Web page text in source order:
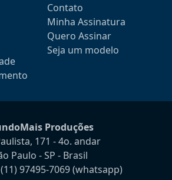
Contato
Minha Assinatura
Quero Assinar
Seja um modelo
Produções
171 - 4o. andar
Paulo - SP - Brasil
(11) 97495-7069(whatsapp)